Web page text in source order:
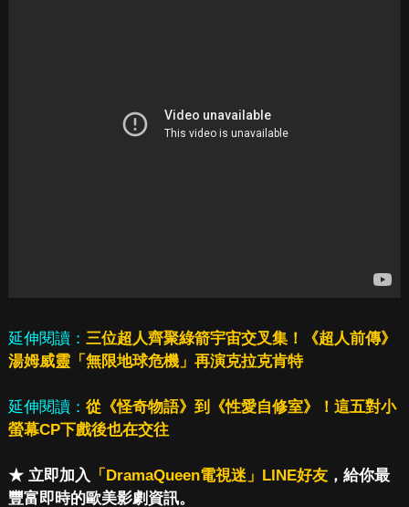
延伸閱讀： 三位超人齊聚綠箭宇宙交叉集！《超人前傳》
湯姆威靈「無限地球危機」再演克拉克肯特
延伸閱讀： 從《怪奇物語》到《性愛自修室》！這五對小
螢幕CP下戲後也在交往
★ 立即加入 「DramaQueen電視迷」LINE好友，給你最
豐富即時的歐美影劇資訊。